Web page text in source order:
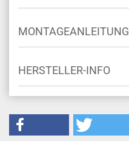
MONTAGEANLEITUNG
HERSTELLER-INFO